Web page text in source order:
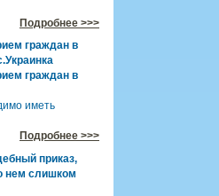
Подробнее >>>
граждан в
граждан в
иметь
Подробнее >>>
приказ,
нем слишком